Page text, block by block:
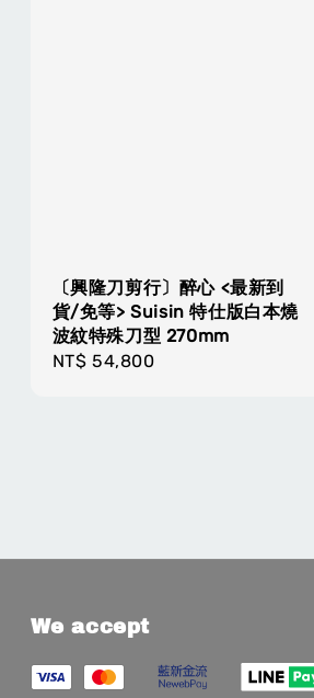
〔興隆刀剪行〕醉心 <最新到
貨/免等> Suisin 特仕版白本燒
波紋特殊刀型 270mm
Regular
NT$ 54,800
We accept